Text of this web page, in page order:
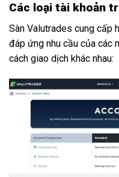
Các loại tài khoản
Sàn Valutrades cung cấp
đáp ứng nhu cầu của các
cách giao dịch khác nhau: